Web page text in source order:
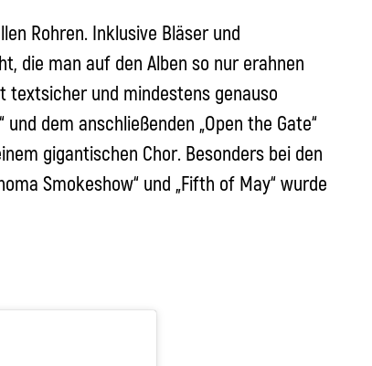
Rohren. Inklusive Bläser und
die man auf den Alben so nur erahnen
textsicher und mindestens genauso
dem anschließenden „Open the Gate“
gigantischen Chor. Besonders bei den
Smokeshow“ und „Fifth of May“ wurde